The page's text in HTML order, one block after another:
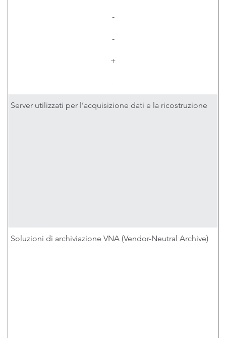
-
-
+
-
Server utilizzati per l’acquisizione dati e la ricostruzione
Soluzioni di archiviazione VNA (Vendor-Neutral Archive)